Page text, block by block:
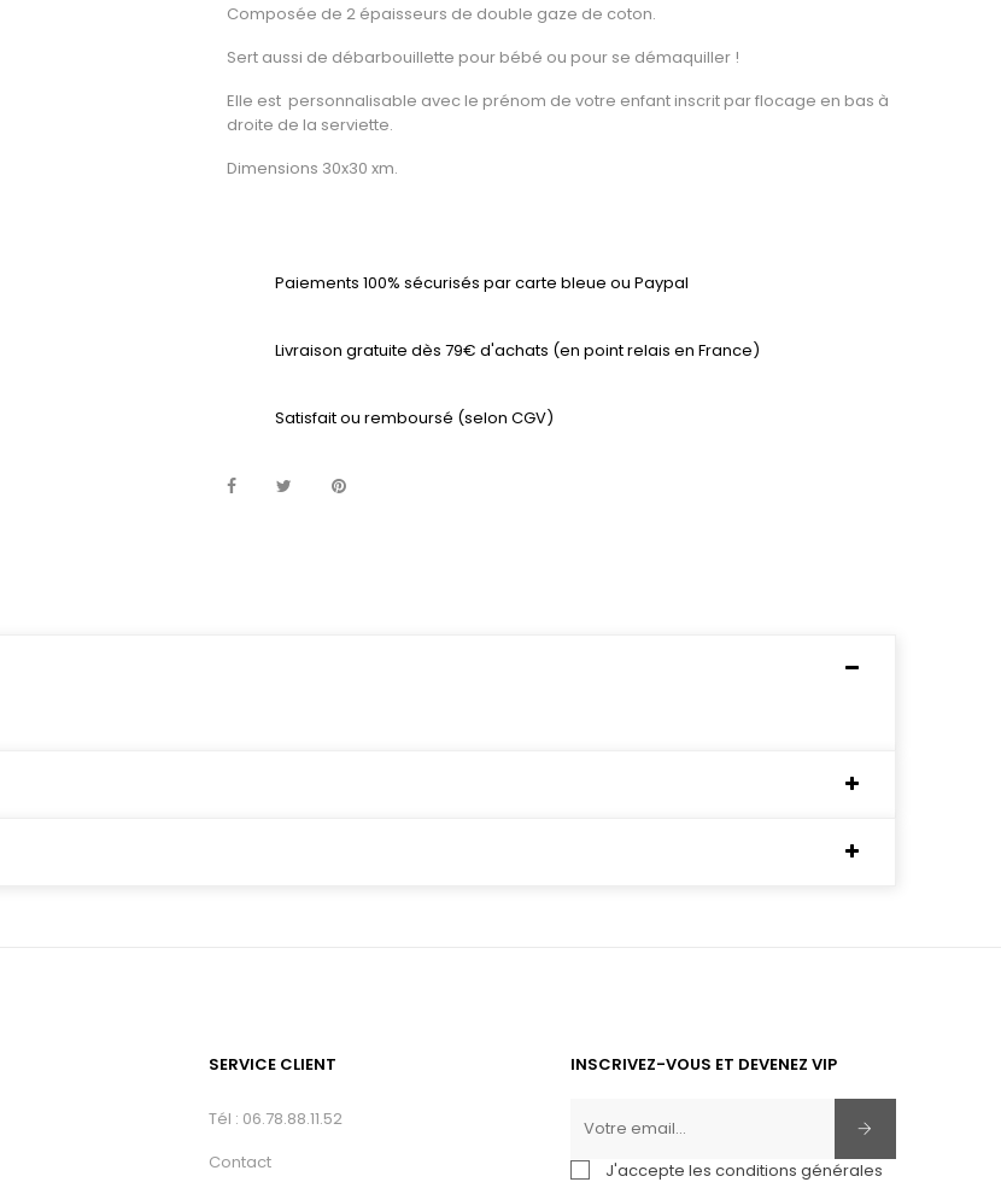
Composée de 2 épaisseurs de double gaze de coton.
Sert aussi de débarbouillette pour bébé ou pour se démaquiller !
Elle est personnalisable avec le prénom de votre enfant inscrit par flocage en bas à
droite de la serviette.
Dimensions 30x30 xm.
Paiements 100% sécurisés par carte bleue ou Paypal
Livraison gratuite dès 79€ d'achats (en point relais en France)
Satisfait ou remboursé (selon CGV)
SERVICE CLIENT
Tél : 06.78.88.11.52
Contact
INSCRIVEZ-VOUS ET DEVENEZ VIP
J'accepte les conditions générales